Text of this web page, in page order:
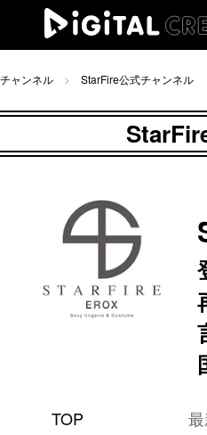
チャンネル StarFire公式チャンネル
TOP